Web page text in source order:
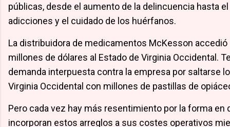
públicas, desde el aumento de la delincuencia hasta
adicciones y el cuidado de los huérfanos.
La distribuidora de medicamentos McKesson
millones de dólares al Estado de Virginia Occidental.
demanda interpuesta contra la empresa por saltarse
Virginia Occidental con millones de pastillas de
Pero cada vez hay más resentimiento por la forma en
incorporan estos arreglos a sus costes operativos